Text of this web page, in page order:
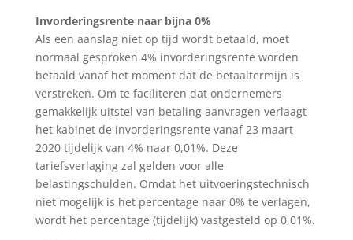
Invorderingsrente naar bijna 0%
Als een aanslag niet op tijd wordt betaald, moet
normaal gesproken 4% invorderingsrente worden
betaald vanaf het moment dat de betaaltermijn is
verstreken. Om te faciliteren dat ondernemers
gemakkelijk uitstel van betaling aanvragen verlaagt
het kabinet de invorderingsrente vanaf 23 maart
2020 tijdelijk van 4% naar 0,01%. Deze
tariefsverlaging zal gelden voor alle
belastingschulden. Omdat het uitvoeringstechnisch
niet mogelijk is het percentage naar 0% te verlagen,
wordt het percentage (tijdelijk) vastgesteld op 0,01%.